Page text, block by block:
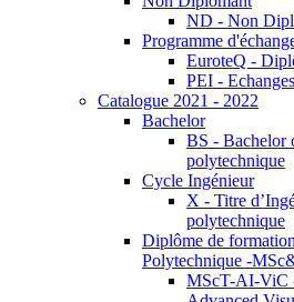
ND - Non
Programme
EuroteQ -
PEI -
Catalogue 2021 - 2022
Bachelor
BS - Bachelor
polytechnique
Cycle Ingénieur
X - Titre
polytechnique
Diplôme de
Polytechnique -
MScT-AI-ViC